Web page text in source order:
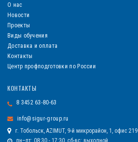
О нас
Новости
Проекты
Виды обучения
Доставка и оплата
Контакты
Центр профподготовки по России
КОНТАКТЫ
8 3452 63-80-63
info@sigur-group.ru
г. Тобольск, AZIMUT, 9-й микрорайон, 1, офис 219